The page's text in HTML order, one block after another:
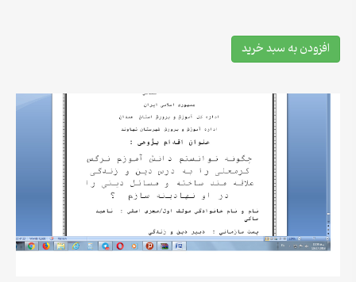
افزودن به سبد خرید